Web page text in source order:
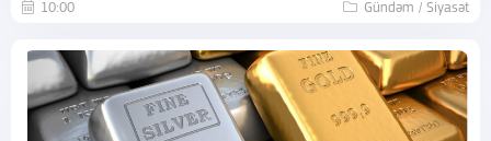
10:00 Gündəm / Siyasət